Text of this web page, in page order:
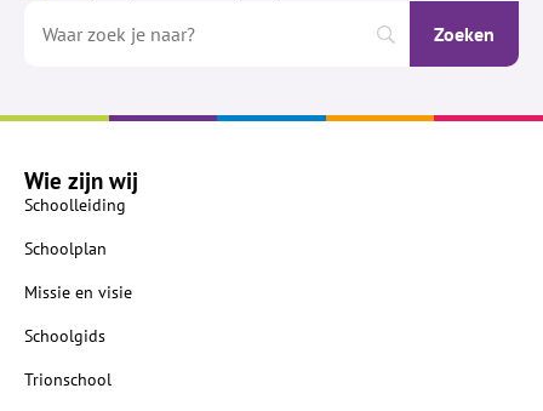
Wie zijn wij
Schoolleiding
Schoolplan
Missie en visie
Schoolgids
Trionschool